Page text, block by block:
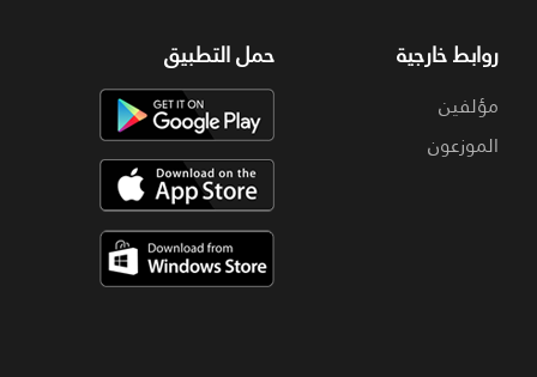
روابط خارجية
مؤلفين
الموزعون
حمل التطبيق